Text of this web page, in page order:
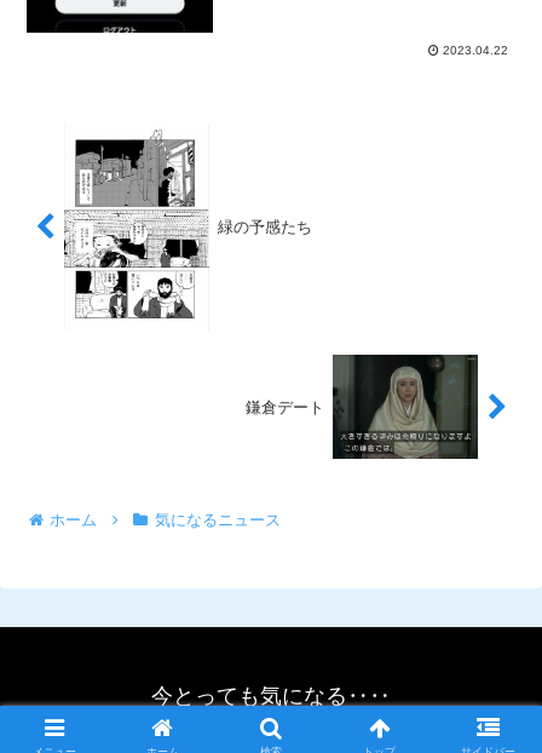
2023.04.22
緑の予感たち
鎌倉デート
ホーム 気になるニュース
今とっても気になる‥‥
© 2021 今とっても気になる‥‥.